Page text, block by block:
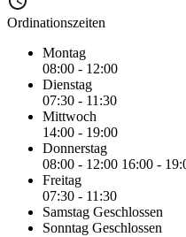
Ordinationszeiten
Montag
08:00 - 12:00
Dienstag
07:30 - 11:30
Mittwoch
14:00 - 19:00
Donnerstag
08:00 - 12:00 16:00 -
Freitag
07:30 - 11:30
Samstag Geschlossen
Sonntag Geschlossen